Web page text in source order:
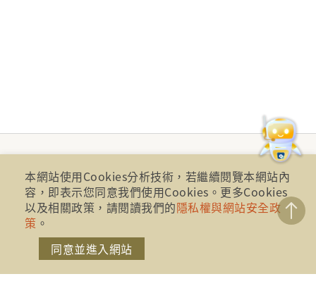
財團法人金融消費評議中心 著作權所有
本網站使用Cookies分析技術，若繼續閱覽本網站內
容，即表示您同意我們使用Cookies。更多Cookies
以及相關政策，請閱讀我們的隱私權與網站安全政
策 。
同意並進入網站